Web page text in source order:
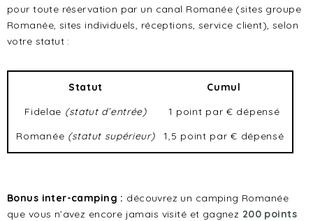
pour toute réservation par un canal Romanée (sites groupe
Romanée, sites individuels, réceptions, service client), selon
votre statut :
Statut
Cumul
Fidelae (statut d’entrée)
1 point par € dépensé
Romanée (statut supérieur) 1,5 point par € dépensé
Bonus inter-camping : découvrez un camping Romanée
que vous n’avez encore jamais visité et gagnez 200 points